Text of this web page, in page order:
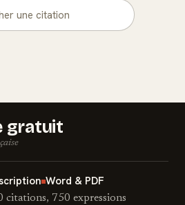
gratuit
Word & PDF
citations, 750 expressions